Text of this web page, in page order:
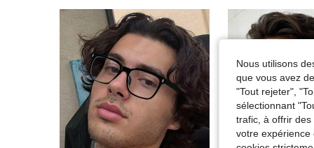
Nous utilisons
que vous avez
"Tout rejeter",
sélectionnant
trafic, à offrir
votre expérience